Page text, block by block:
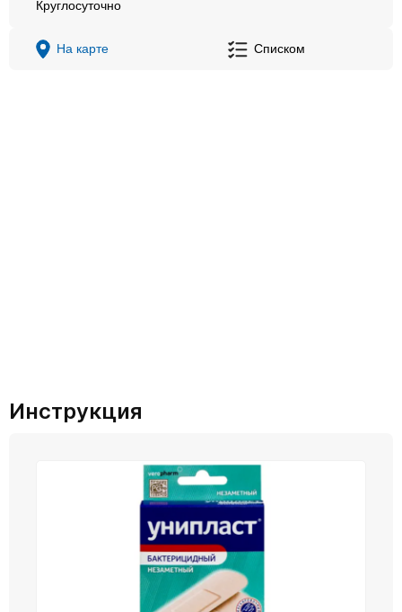
Круглосуточно
На карте Списком
Инструкция